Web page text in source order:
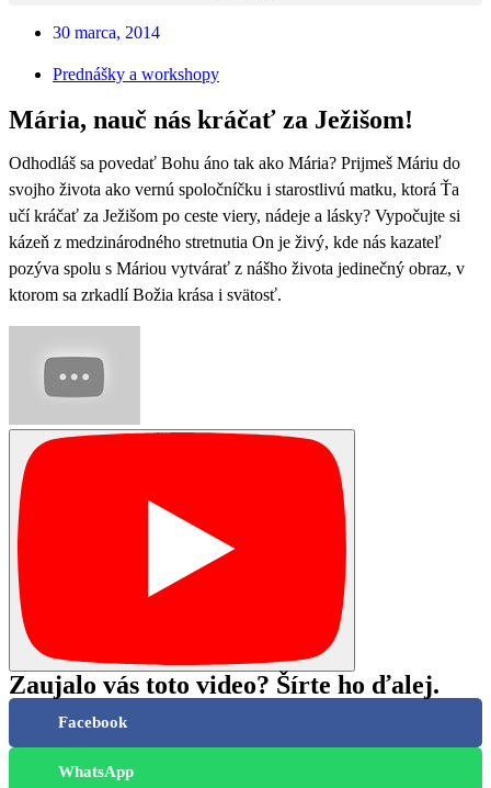
30 marca, 2014
Prednášky a workshopy
Mária, nauč nás kráčať za Ježišom!
Odhodláš sa povedať Bohu áno tak ako Mária? Prijmeš Máriu do
svojho života ako vernú spoločníčku i starostlivú matku, ktorá Ťa
učí kráčať za Ježišom po ceste viery, nádeje a lásky? Vypočujte si
kázeň z medzinárodného stretnutia On je živý, kde nás kazateľ
pozýva spolu s Máriou vytvárať z nášho života jedinečný obraz, v
ktorom sa zrkadlí Božia krása i svätosť.
Zaujalo vás toto video? Šírte ho ďalej.
Facebook
WhatsApp